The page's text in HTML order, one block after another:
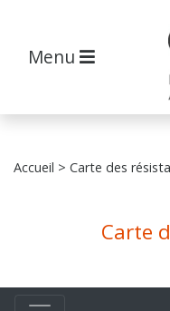
Menu
Accueil > Carte des
Carte